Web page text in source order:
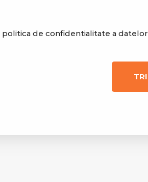
politica de confidentialitate a datelor